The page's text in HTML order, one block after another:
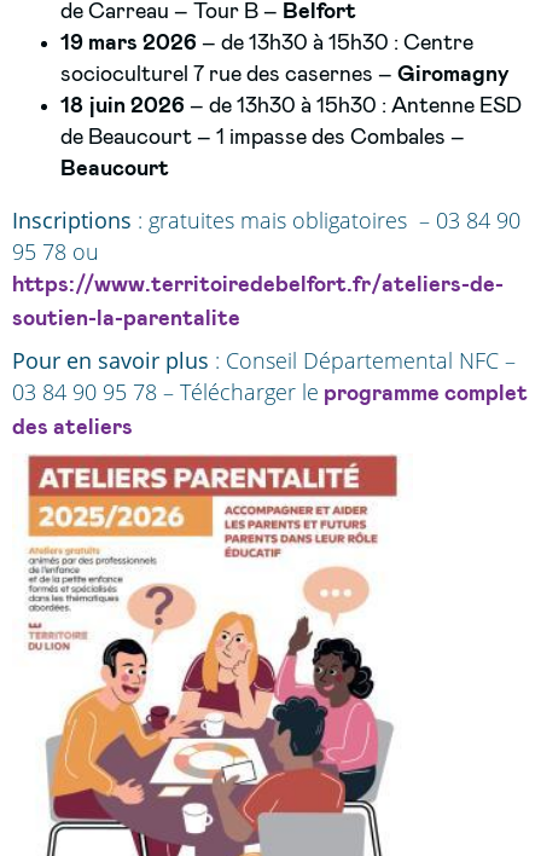
de Carreau – Tour B – Belfort
19 mars 2026 – de 13h30 à 15h30 : Centre
socioculturel 7 rue des casernes – Giromagny
18 juin 2026 – de 13h30 à 15h30 : Antenne ESD
de Beaucourt – 1 impasse des Combales –
Beaucourt
Inscriptions : gratuites mais obligatoires – 03 84 90
95 78 ou
https://www.territoiredebelfort.fr/ateliers-de-
soutien-la-parentalite
Pour en savoir plus : Conseil Départemental NFC –
03 84 90 95 78 – Télécharger le programme complet
des ateliers